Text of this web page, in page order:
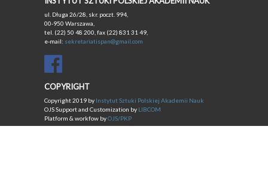
ul. Długa 26/28, skr. poczt. 994,
00-950 Warszawa,
tel. (22) 50 48 200, fax (22) 831 31 49,
e-mail: sekretariatispan@gmail.com
COPYRIGHT
Copyright 2019 by Instytut Sztuki Polskiej Akademii Nauk
OJS Support and Customization by LIBCOM
Platform & workfow byOJS/PKP